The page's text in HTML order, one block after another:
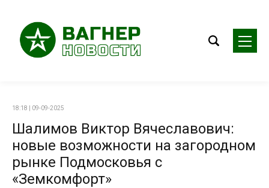
18:18 | 09-09-2025
Шалимов Виктор Вячеславович:
новые возможности на загородном
рынке Подмосковья с
«Земкомфорт»